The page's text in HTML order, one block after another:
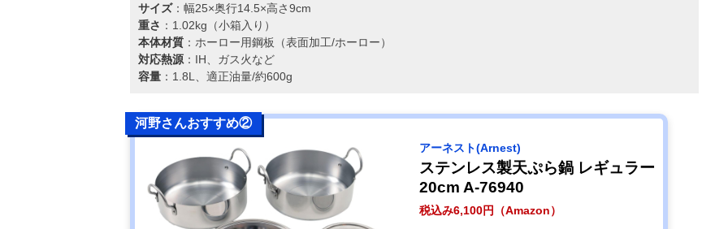
サイズ：幅25×奥行14.5×高さ9cm
重さ ：1.02kg（小箱入り）
本体材質：ホーロー用鋼板（表面加工/ホーロー）
対応熱源：IH、ガス火など
容量：1.8L、適正油量/約600g
河野さんおすすめ②
アーネスト(Arnest)
ステンレス製天ぷら鍋 レギュラー
20cm A-76940
税込み6,100円（Amazon）